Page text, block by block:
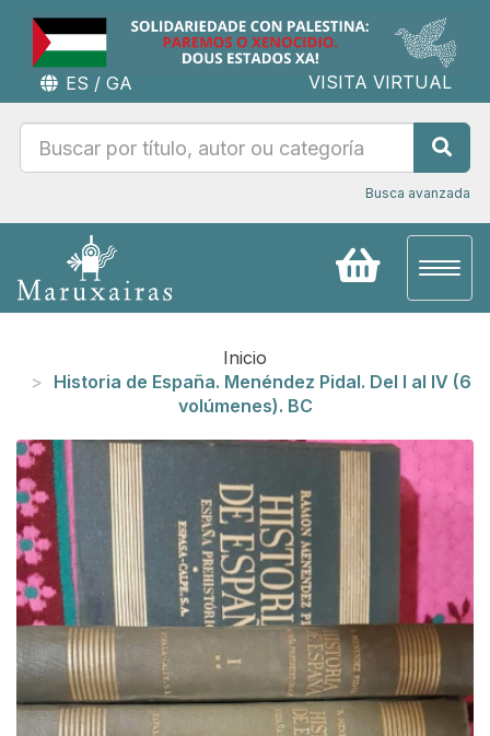
ES / GA VISITA VIRTUAL
Busca avanzada
Inicio
Historia de España. Menéndez Pidal. Del I al IV (6
volúmenes). BC